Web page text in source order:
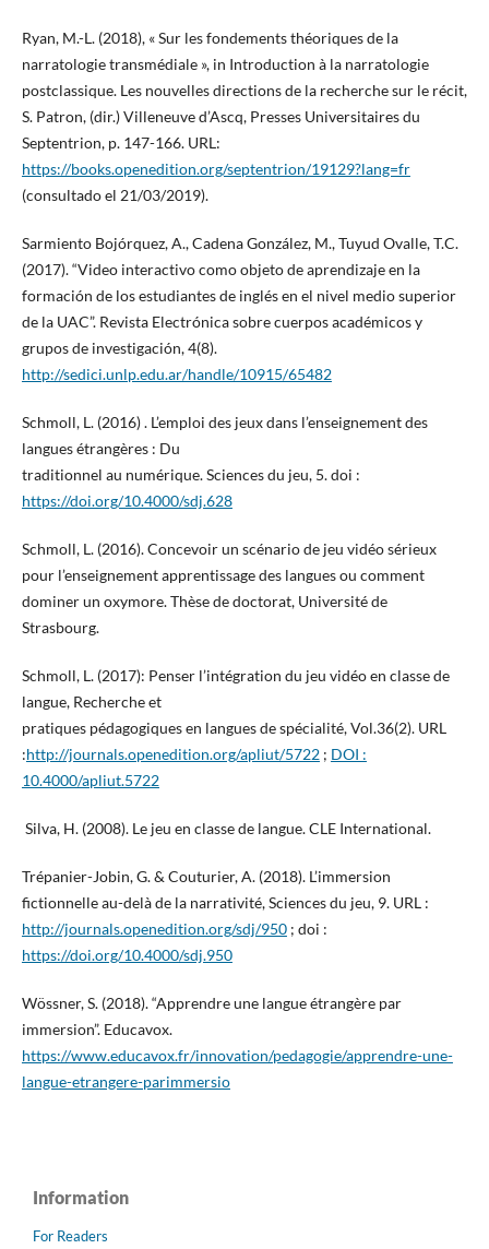
Ryan, M.-L. (2018), « Sur les fondements théoriques de la
narratologie transmédiale », in Introduction à la narratologie
postclassique. Les nouvelles directions de la recherche sur le récit,
S. Patron, (dir.) Villeneuve d’Ascq, Presses Universitaires du
Septentrion, p. 147-166. URL:
https://books.openedition.org/septentrion/19129?lang=fr
(consultado el 21/03/2019).
Sarmiento Bojórquez, A., Cadena González, M., Tuyud Ovalle, T.C.
(2017). “Video interactivo como objeto de aprendizaje en la
formación de los estudiantes de inglés en el nivel medio superior
de la UAC”. Revista Electrónica sobre cuerpos académicos y
grupos de investigación, 4(8).
http://sedici.unlp.edu.ar/handle/10915/65482
Schmoll, L. (2016) . L’emploi des jeux dans l’enseignement des
langues étrangères : Du
traditionnel au numérique. Sciences du jeu, 5. doi :
https://doi.org/10.4000/sdj.628
Schmoll, L. (2016). Concevoir un scénario de jeu vidéo sérieux
pour l’enseignement apprentissage des langues ou comment
dominer un oxymore. Thèse de doctorat, Université de
Strasbourg.
Schmoll, L. (2017): Penser l’intégration du jeu vidéo en classe de
langue, Recherche et
pratiques pédagogiques en langues de spécialité, Vol.36(2). URL
:http://journals.openedition.org/apliut/5722; DOI :
10.4000/apliut.5722
Silva, H. (2008). Le jeu en classe de langue. CLE International.
Trépanier-Jobin, G. & Couturier, A. (2018). L’immersion
fictionnelle au-delà de la narrativité, Sciences du jeu, 9. URL :
http://journals.openedition.org/sdj/950; doi :
https://doi.org/10.4000/sdj.950
Wössner, S. (2018). “Apprendre une langue étrangère par
immersion”. Educavox.
https://www.educavox.fr/innovation/pedagogie/apprendre-une-
langue-etrangere-parimmersio
Information
For Readers